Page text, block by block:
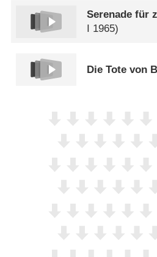
Serenade für
1965)
Die Tote von